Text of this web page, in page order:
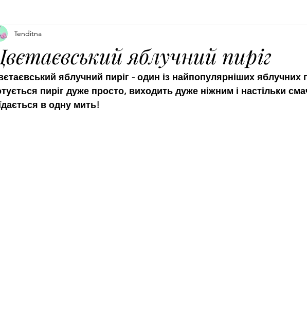
Перевірені рецепти
яблучний пиріг
Tenditna
яблучний пиріг - один із найпопулярніших яблучних
пиріг дуже просто, виходить дуже ніжним і настільки
в одну мить!